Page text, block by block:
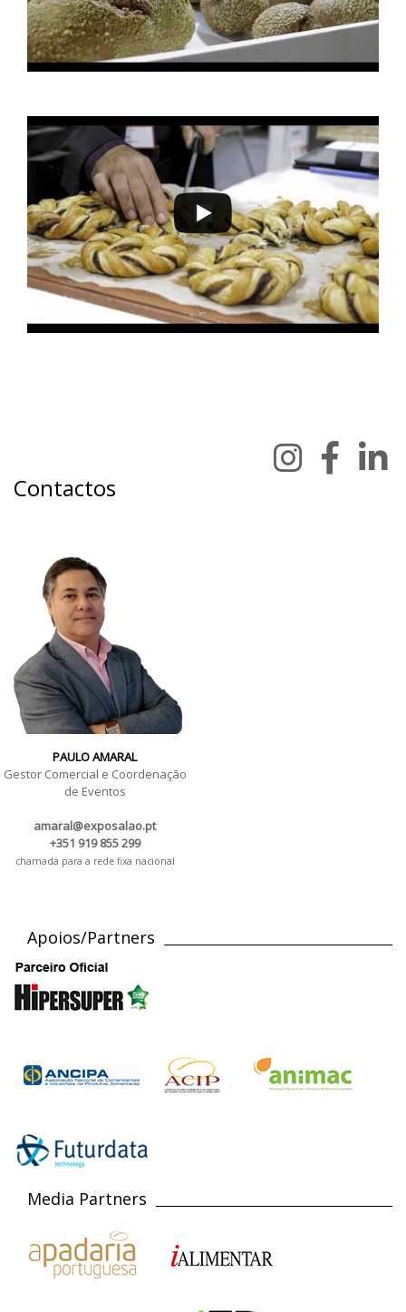
Contactos
PAULO AMARAL
Gestor Comercial e Coordenação
de Eventos
amaral@exposalao.pt
+351 919 855 299
chamada para a rede fixa nacional
Apoios/Partners
Media Partners